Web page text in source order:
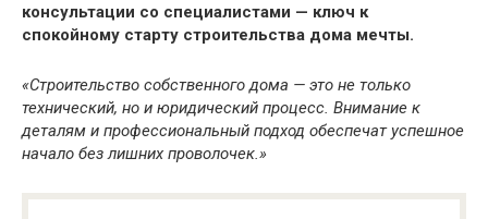
консультации со специалистами — ключ к
спокойному старту строительства дома мечты.
«Строительство собственного дома — это не только
технический, но и юридический процесс. Внимание к
деталям и профессиональный подход обеспечат успешное
начало без лишних проволочек.»